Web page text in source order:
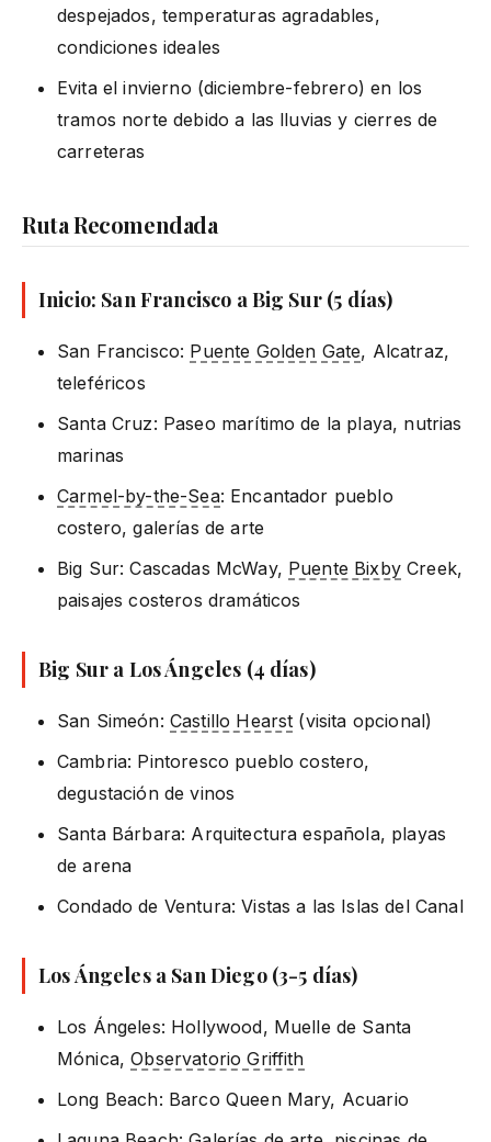
despejados, temperaturas agradables,
condiciones ideales
Evita el invierno (diciembre-febrero) en los
tramos norte debido a las lluvias y cierres de
carreteras
Ruta Recomendada
Inicio: San Francisco a Big Sur (5 días)
San Francisco: Puente Golden Gate, Alcatraz,
teleféricos
Santa Cruz: Paseo marítimo de la playa, nutrias
marinas
Carmel-by-the-Sea: Encantador pueblo
costero, galerías de arte
Big Sur: Cascadas McWay, Puente BixbyCreek,
paisajes costeros dramáticos
Big Sur a Los Ángeles (4 días)
San Simeón: Castillo Hearst (visita opcional)
Cambria: Pintoresco pueblo costero,
degustación de vinos
Santa Bárbara: Arquitectura española, playas
de arena
Condado de Ventura: Vistas a las Islas del Canal
Los Ángeles a San Diego (3-5 días)
Los Ángeles: Hollywood, Muelle de Santa
Mónica,Observatorio Griffith
Long Beach: Barco Queen Mary, Acuario